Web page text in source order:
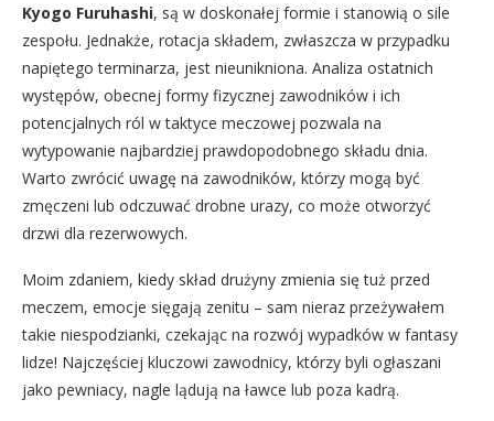
Kyogo Furuhashi, są w doskonałej formie i stanowią o sile
zespołu. Jednakże, rotacja składem, zwłaszcza w przypadku
napiętego terminarza, jest nieunikniona. Analiza ostatnich
występów, obecnej formy fizycznej zawodników i ich
potencjalnych ról w taktyce meczowej pozwala na
wytypowanie najbardziej prawdopodobnego składu dnia.
Warto zwrócić uwagę na zawodników, którzy mogą być
zmęczeni lub odczuwać drobne urazy, co może otworzyć
drzwi dla rezerwowych.
Moim zdaniem, kiedy skład drużyny zmienia się tuż przed
meczem, emocje sięgają zenitu – sam nieraz przeżywałem
takie niespodzianki, czekając na rozwój wypadków w fantasy
lidze! Najczęściej kluczowi zawodnicy, którzy byli ogłaszani
jako pewniacy, nagle lądują na ławce lub poza kadrą.